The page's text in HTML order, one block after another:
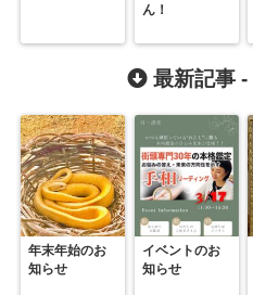
ん！
最新記事 -
年末年始のお
知らせ
イベントのお
知らせ